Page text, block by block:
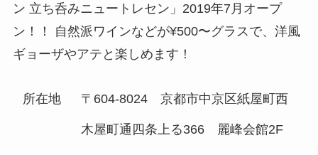
ン 立ち呑みニュートレセン」2019年7月オープ
ン！！ 自然派ワインなどが¥500〜グラスで、洋風
ギョーザやアテと楽しめます！
所在地 〒604-8024 京都市中京区紙屋町西
木屋町通四条上る366 麗峰会館2F